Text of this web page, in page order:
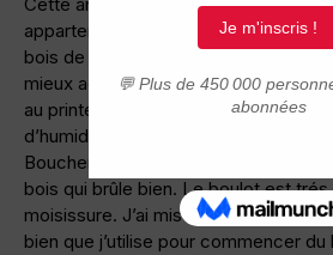
appartement et nous pensions avoir
bois de chauffage, en aout. Je sais
mieux acheter son bois plus tôt pour
au printemps et à l’été pour qu’il
d’humidité. Nous avons acheté
Boucherville. C’est mélangé, un
bois qui brûle bien. Le boulot est
moisissure. J’ai mis deux bûches qui
bien que j’utilise pour commencer du